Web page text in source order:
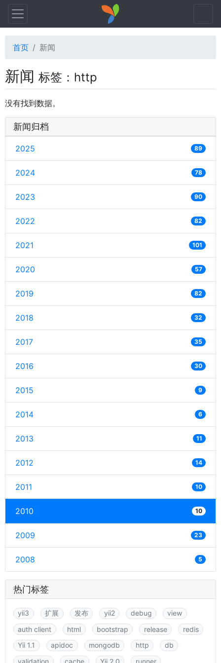
首页 新闻
新闻 标签：http
没有找到数据。
新闻归档
2025 89
2024 78
2023 90
2022 82
2021 101
2020 57
2019 82
2018 32
2017 35
2016 30
2015 9
2014 6
2013 11
2012 14
2011 10
2010 10
2009 23
2008 5
热门标签
yii3 扩展 发布 yii2 debug
view
auth client
html bootstrap release
redis
Yii 1.1
apidoc mongodb http
db
validation
cache Yii 2.0 runner